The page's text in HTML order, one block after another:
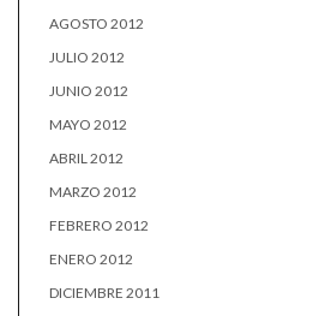
AGOSTO 2012
JULIO 2012
JUNIO 2012
MAYO 2012
ABRIL 2012
MARZO 2012
FEBRERO 2012
ENERO 2012
DICIEMBRE 2011